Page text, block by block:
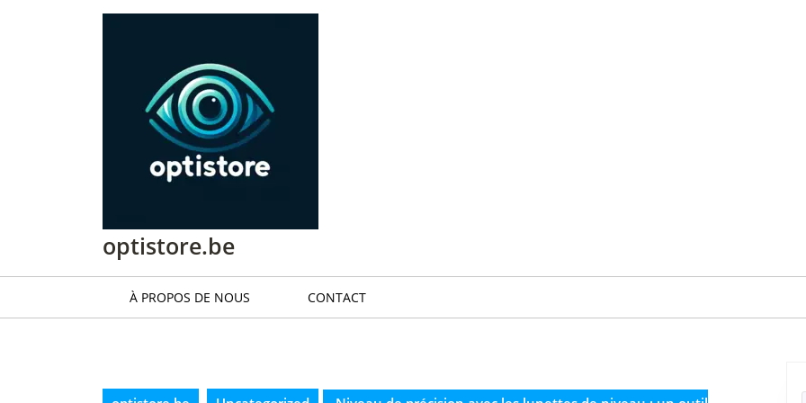
optistore.be
À PROPOS DE NOUS CONTACT